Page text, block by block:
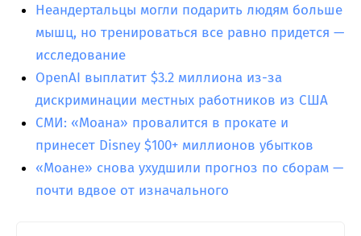
Неандертальцы могли подарить людям больше
мышц, но тренироваться все равно придется —
исследование
OpenAI выплатит $3.2 миллиона из-за
дискриминации местных работников из США
СМИ: «Моана» провалится в прокате и
принесет Disney $100+ миллионов убытков
«Моане» снова ухудшили прогноз по сборам —
почти вдвое от изначального